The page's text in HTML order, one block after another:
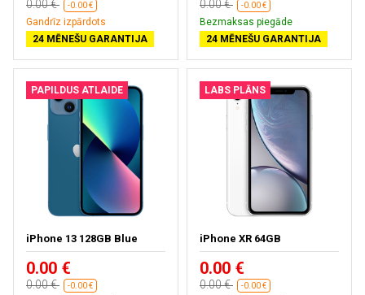
0.00 € -0.00 €
Gandrīz izpārdots
24 MĒNEŠU GARANTIJA
0.00 € -0.00 €
Bezmaksas piegāde
24 MĒNEŠU GARANTIJA
PAPILDUS ATLAIDE
iPhone 13 128GB Blue
0.00 €
0.00 € -0.00 €
LABS PLĀNS
iPhone XR 64GB
0.00 €
0.00 € -0.00 €